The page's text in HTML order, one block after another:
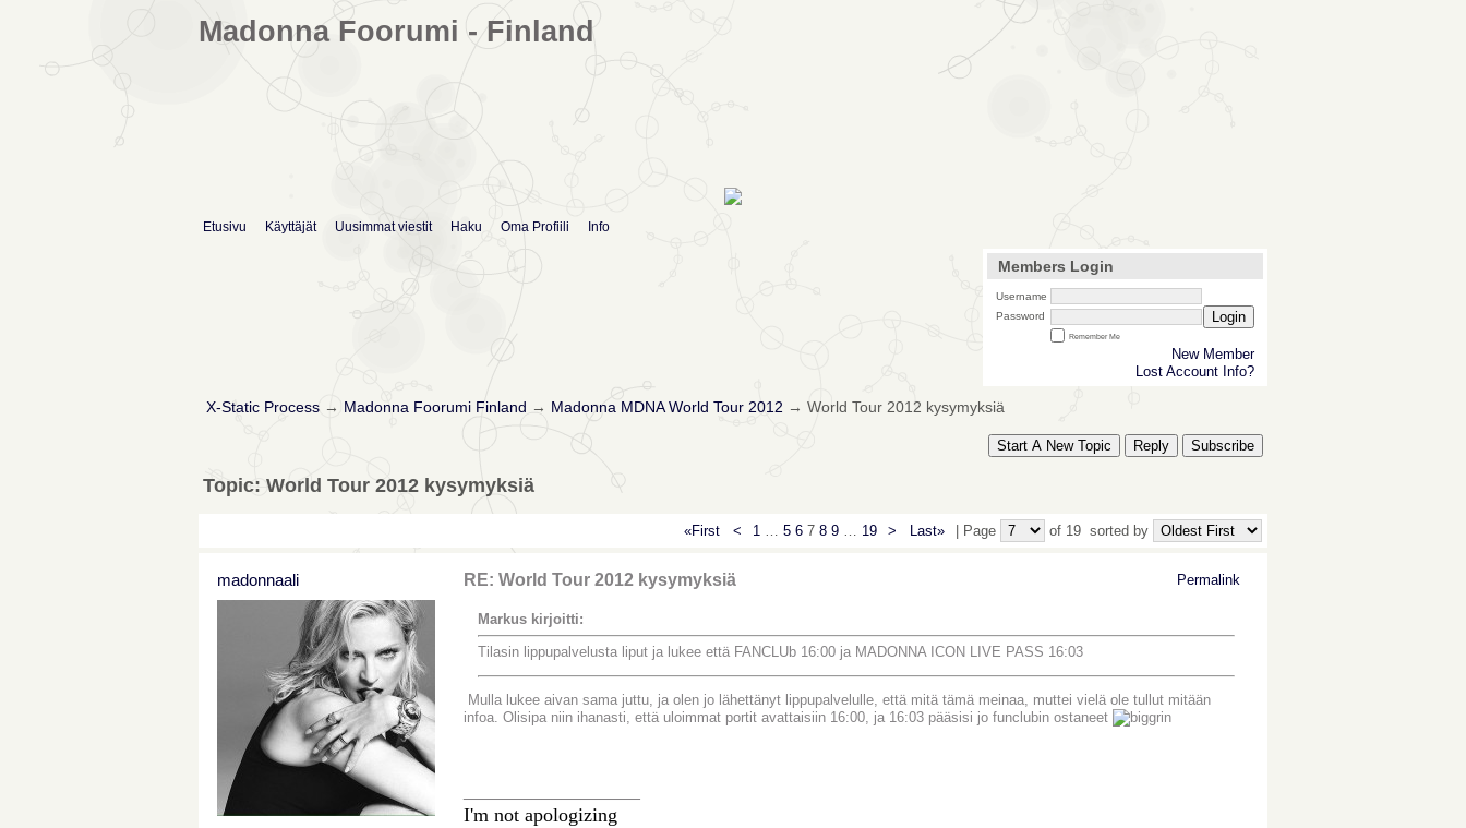
Madonna Foorumi - Finland
Etusivu Käyttäjät Uusimmat viestit Haku Oma Profiili Info
Members Login
Username
Password
Login
Remember Me
New Member
Lost Account Info?
X-Static Process→ Madonna Foorumi Finland → Madonna MDNA World Tour 2012 → World Tour 2012 kysymyksiä
Start A New Topic Reply Subscribe
Topic: World Tour 2012 kysymyksiä
«First < 1… 5 67 8 9… 19 > Last» | Page of 19 sorted by
madonnaali RE: World Tour 2012 kysymyksiä Permalink
Markus kirjoitti:
Tilasin lippupalvelusta liput ja lukee että FANCLUb 16:00 ja MADONNA ICON LIVE PASS 16:03
Mulla lukee aivan sama juttu, ja olen jo lähettänyt lippupalvelulle, että mitä tämä meinaa, muttei vielä ole tullut mitään
infoa. Olisipa niin ihanasti, että uloimmat portit avattaisiin 16:00, ja 16:03 pääsisi jo funclubin ostaneet
I'm not apologizing